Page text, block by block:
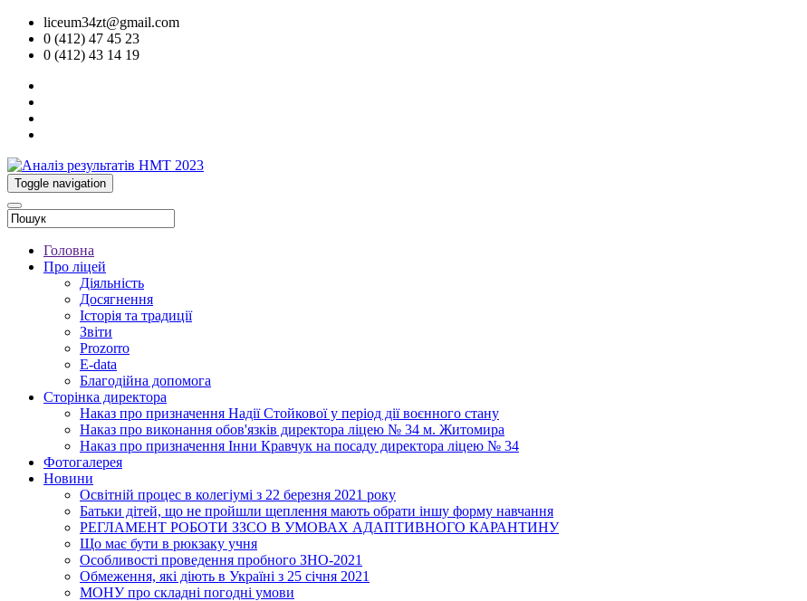
liceum34zt@gmail.com
0 (412) 47 45 23
0 (412) 43 14 19
Toggle navigation
Головна
Про ліцей
Діяльність
Досягнення
Історія та традиції
Звіти
Prozorro
E-data
Благодійна допомога
Сторінка директора
Наказ про призначення Надії Стойкової у період дії воєнного стану
Наказ про виконання обов'язків директора ліцею № 34 м. Житомира
Наказ про призначення Інни Кравчук на посаду директора ліцею № 34
Фотогалерея
Новини
Освітній процес в колегіумі з 22 березня 2021 року
Батьки дітей, що не пройшли щеплення мають обрати іншу форму навчання
РЕГЛАМЕНТ РОБОТИ ЗЗСО В УМОВАХ АДАПТИВНОГО КАРАНТИНУ
Що має бути в рюкзаку учня
Особливості проведення пробного ЗНО-2021
Обмеження, які діють в Україні з 25 січня 2021
МОНУ про складні погодні умови